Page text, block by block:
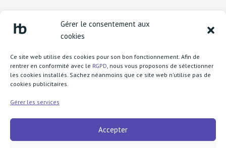
Gérer le consentement aux
cookies
Ce site web utilise des cookies pour son bon fonctionnement. Afin de
rentrer en conformité avec le RGPD, nous vous proposons de sélectionner
les cookies installés. Sachez néanmoins que ce site web n'utilise pas de
cookies publicitaires.
Gérer les services
Accepter
Lycée Henri Becquerel
1 boulevard Henri Rousselle
call +33 1 64 08 73 83